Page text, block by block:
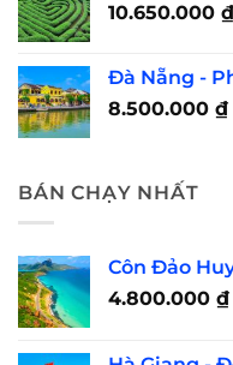
10.650.000 ₫
Đà Nẵng -
8.500.000 ₫
BÁN CHẠY NHẤT
Côn Đảo
4.800.000 ₫